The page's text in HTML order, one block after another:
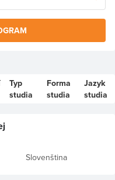
Typ
studia
Forma
studia
Jazyk
studia
Slovenština